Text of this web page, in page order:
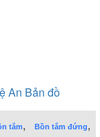
An Bản đồ
tắm, Bồn tắm đứng,